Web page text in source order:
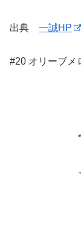
出典 一誠HP
#20 オリーブメ